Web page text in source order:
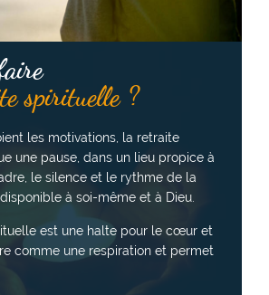
spirituelle ?
les motivations, la retraite
une pause, dans un lieu propice à
le silence et le rythme de la
à soi-même et à Dieu.
est une halte pour le cœur et
comme une respiration et permet